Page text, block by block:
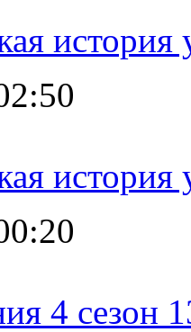
история
история
4 сезон